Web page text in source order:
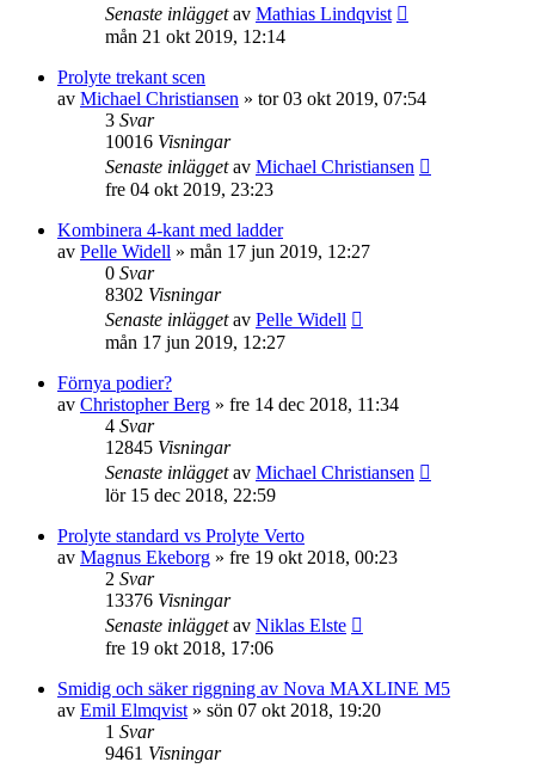
Senaste inläggetav Mathias Lindqvist
mån 21 okt 2019, 12:14
Prolyte trekant scen
av Michael Christiansen » tor 03 okt 2019, 07:54
3 Svar
10016 Visningar
Senaste inläggetav Michael Christiansen
fre 04 okt 2019, 23:23
Kombinera 4-kant med ladder
av Pelle Widell » mån 17 jun 2019, 12:27
0 Svar
8302 Visningar
Senaste inläggetav Pelle Widell
mån 17 jun 2019, 12:27
Förnya podier?
av Christopher Berg » fre 14 dec 2018, 11:34
4 Svar
12845 Visningar
Senaste inläggetav Michael Christiansen
lör 15 dec 2018, 22:59
Prolyte standard vs Prolyte Verto
av Magnus Ekeborg » fre 19 okt 2018, 00:23
2 Svar
13376 Visningar
Senaste inläggetav Niklas Elste
fre 19 okt 2018, 17:06
Smidig och säker riggning av Nova MAXLINE M5
av Emil Elmqvist » sön 07 okt 2018, 19:20
1 Svar
9461 Visningar